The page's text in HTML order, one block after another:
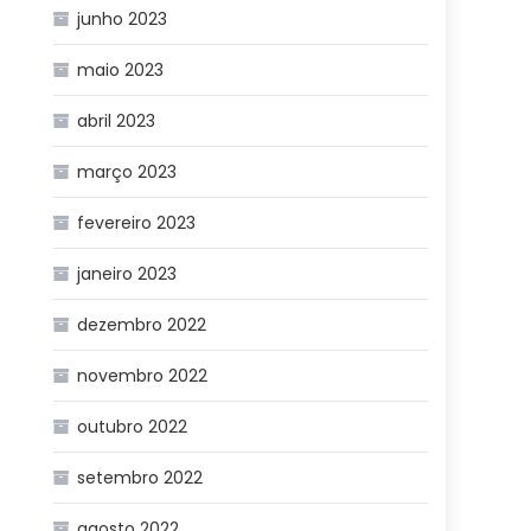
junho 2023
maio 2023
abril 2023
março 2023
fevereiro 2023
janeiro 2023
dezembro 2022
novembro 2022
outubro 2022
setembro 2022